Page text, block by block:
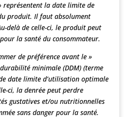
représentent la date limite de
produit. Il faut absolument
delà de celle-ci, le produit peut
la santé du consommateur.
de préférence avant le »
minimale (DDM) (terme
date limite d’utilisation optimale
ci, la denrée peut perdre
gustatives et/ou nutritionnelles
sans danger pour la santé.